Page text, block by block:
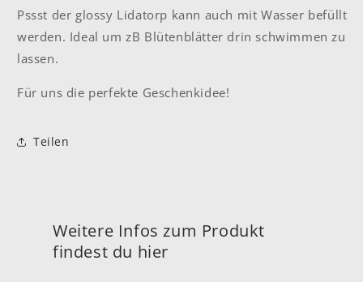
Pssst der glossy Lidatorp kann auch mit Wasser befüllt
werden. Ideal um zB Blütenblätter drin schwimmen zu
lassen.
Für uns die perfekte Geschenkidee!
Teilen
Weitere Infos zum Produkt
findest du hier